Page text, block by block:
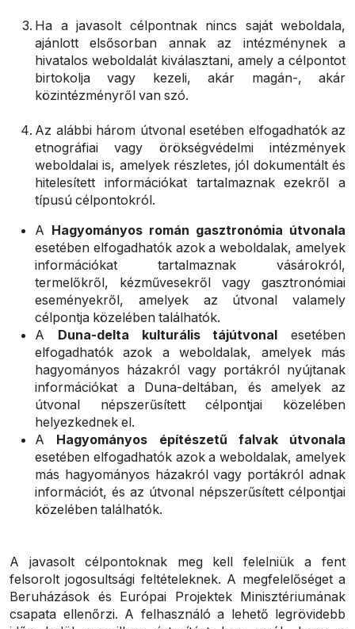
Ha a javasolt célpontnak nincs saját weboldala,
ajánlott elsősorban annak az intézménynek a
hivatalos weboldalát kiválasztani, amely a célpontot
birtokolja vagy kezeli, akár magán-, akár
közintézményről van szó.
Az alábbi három útvonal esetében elfogadhatók az
etnográfiai vagy örökségvédelmi intézmények
weboldalai is, amelyek részletes, jól dokumentált és
hitelesített információkat tartalmaznak ezekről a
típusú célpontokról.
A Hagyományos román gasztronómia útvonala
esetében elfogadhatók azok a weboldalak, amelyek
információkat tartalmaznak vásárokról,
termelőkről, kézművesekről vagy gasztronómiai
eseményekről, amelyek az útvonal valamely
célpontja közelében találhatók.
A Duna-delta kulturális tájútvonal esetében
elfogadhatók azok a weboldalak, amelyek más
hagyományos házakról vagy portákról nyújtanak
információkat a Duna-deltában, és amelyek az
útvonal népszerűsített célpontjai közelében
helyezkednek el.
A Hagyományos építészetű falvak útvonala
esetében elfogadhatók azok a weboldalak, amelyek
más hagyományos házakról vagy portákról adnak
információt, és az útvonal népszerűsített célpontjai
közelében találhatók.
A javasolt célpontoknak meg kell felelniük a fent
felsorolt jogosultsági feltételeknek. A megfelelőséget a
Beruházások és Európai Projektek Minisztériumának
csapata ellenőrzi. A felhasználó a lehető legrövidebb